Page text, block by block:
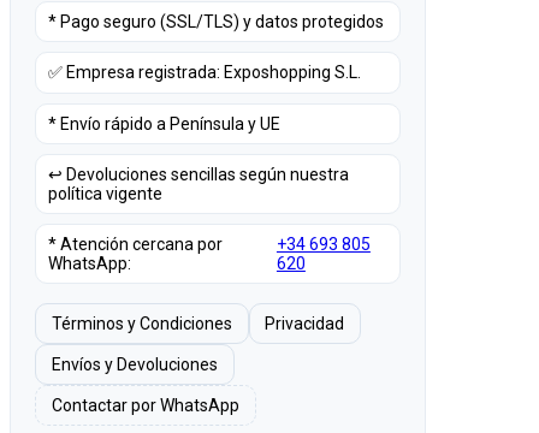
* Pago seguro (SSL/TLS) y datos protegidos
✅ Empresa registrada: Exposhopping S.L.
* Envío rápido a Península y UE
↩️ Devoluciones sencillas según nuestra
política vigente
* Atención cercana por
WhatsApp:
+34 693 805
620
Términos y Condiciones Privacidad
Envíos y Devoluciones
Contactar por WhatsApp